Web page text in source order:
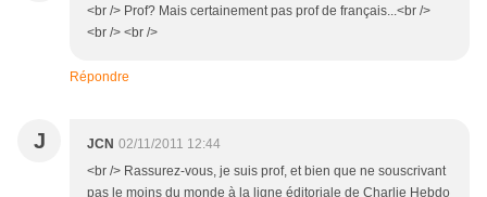
<br /> Prof? Mais certainement pas prof de français...<br />
<br /> <br />
Répondre
J JCN 02/11/2011 12:44
<br /> Rassurez-vous, je suis prof, et bien que ne souscrivant
pas le moins du monde à la ligne éditoriale de Charlie Hebdo